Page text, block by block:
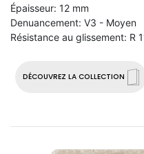
DÉCOUVREZ LA COLLECTION
Épaisseur: 12 mm
Denuancement: V3 - Moyen
Résistance au glissement: R